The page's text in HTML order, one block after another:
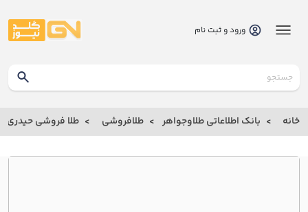
بانک
بانک
اطلاعاتی
ورود و ثبت نام
خانه بانک اطلاعاتی طلاوجواهر طلافروشی طلا فروشی حيدري